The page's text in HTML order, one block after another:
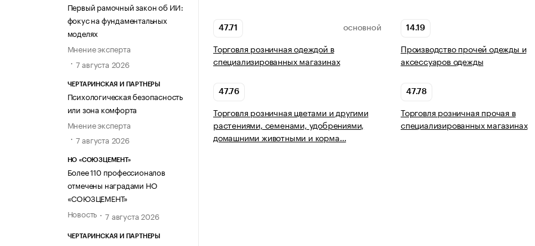
Первый рамочный закон об ИИ:
фокус на фундаментальных
моделях
Мнение эксперта
7 августа 2026
ЧЕРТАРИНСКАЯ И ПАРТНЕРЫ
Психологическая безопасность
или зона комфорта
Мнение эксперта
7 августа 2026
НО «СОЮЗЦЕМЕНТ»
Более 110 профессионалов
отмечены наградами НО
«СОЮЗЦЕМЕНТ»
Новость
7 августа 2026
ЧЕРТАРИНСКАЯ И ПАРТНЕРЫ
47.71 ОСНОВНОЙ
Торговля розничная одеждой в
специализированных магазинах
14.19
Производство прочей одежды и
аксессуаров одежды
47.76
Торговля розничная цветами и другими
растениями, семенами, удобрениями,
домашними животными и корма…
47.78
Торговля розничная прочая в
специализированных магазинах